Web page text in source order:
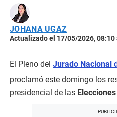
JOHANA UGAZ
Actualizado el 17/05/2026, 08:10
El Pleno del Jurado Nacional
proclamó este domingo los
presidencial de las